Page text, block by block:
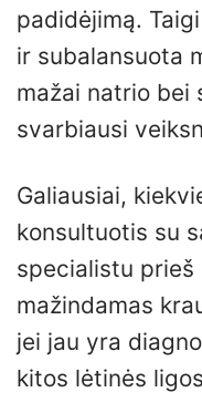
padidėjimą.
ir subalansuota
mažai natrio bei
svarbiausi
Galiausiai,
konsultuotis su
specialistu
mažindamas
jei jau yra
kitos lėtinės